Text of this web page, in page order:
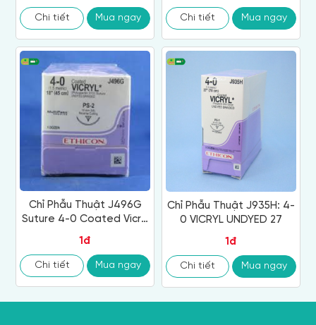
Chi tiết Mua ngay Chi tiết Mua ngay
Chỉ Phẫu Thuật J496G
Suture 4-0 Coated Vicryl
1đ
Chi tiết Mua ngay
Chỉ Phẫu Thuật J935H: 4-
0 VICRYL UNDYED 27
1đ
Chi tiết Mua ngay